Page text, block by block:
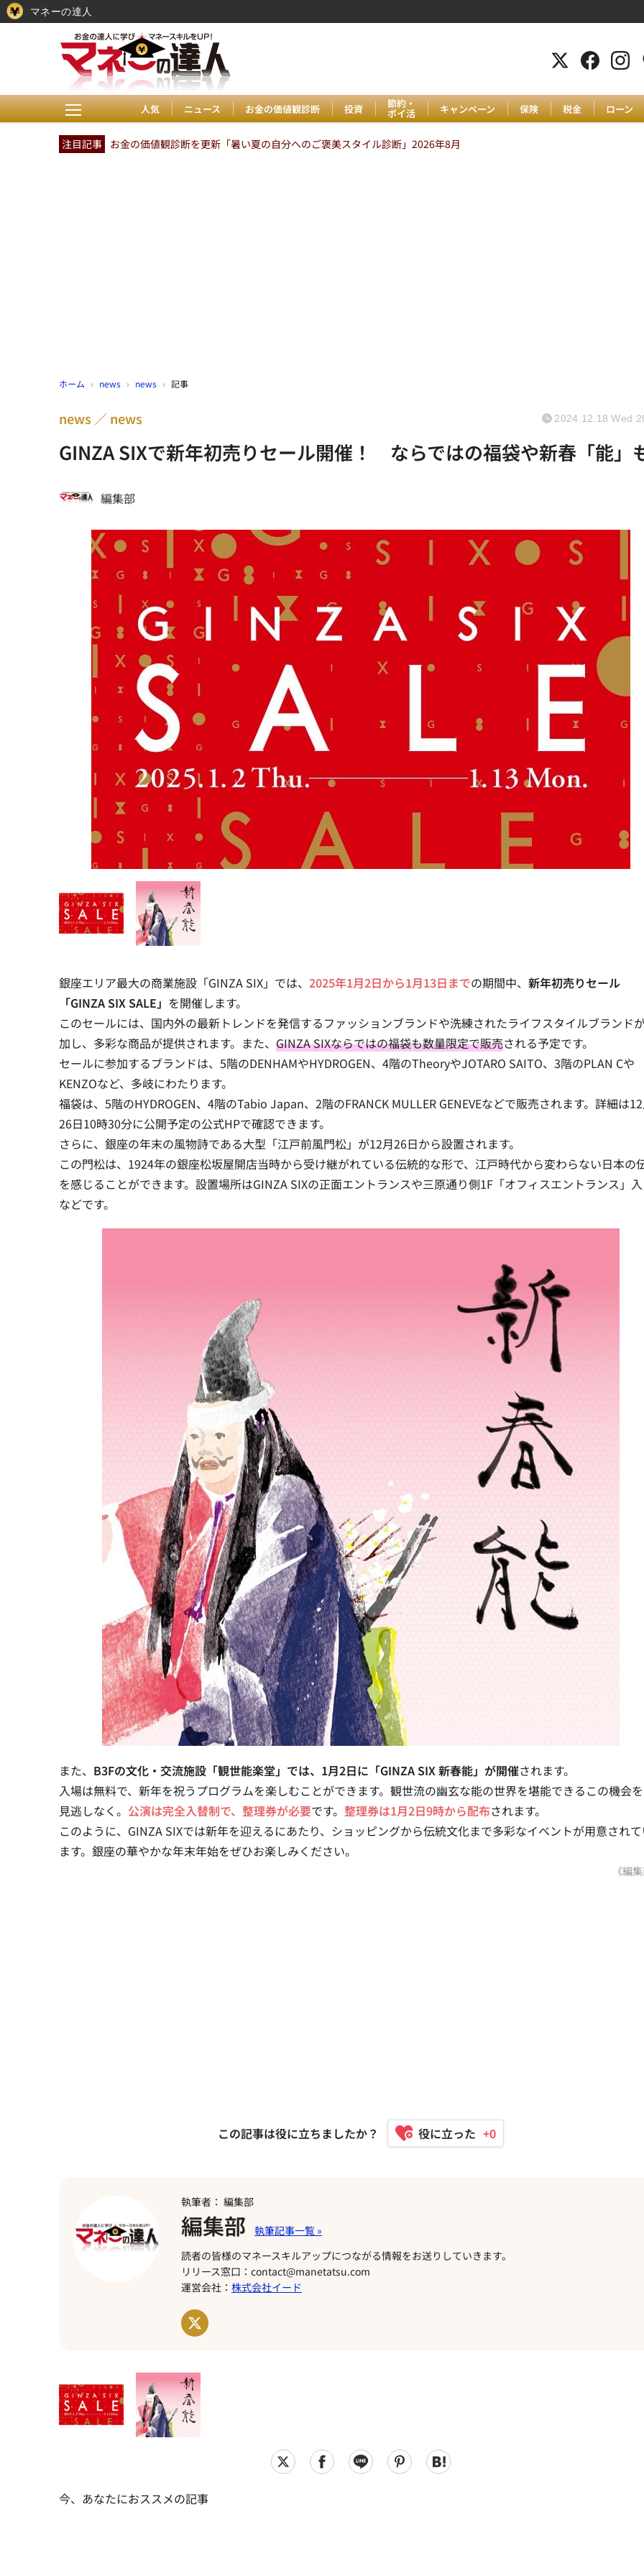
人気 ニュース お金の価値観診断 投資 節約・
ポイ活 キャンペーン 保険 税金 ローン
注目記事 お金の価値観診断を更新「暑い夏の自分へのご褒美スタイル診断」2026年8月
ホーム › news › news › 記事
GINZA SIXで新年初売りセール開催！ ならではの福袋や新春「能」
news news 2024.12.18 Wed
編集部
銀座エリア最大の商業施設「GINZA SIX」では、 2025年1月2日から1月13日までの期間中、 新年初売りセール
「GINZA SIX SALE」 を開催します。
このセールには、国内外の最新トレンドを発信するファッションブランドや洗練されたライフスタイルブランド
加し、多彩な商品が提供されます。また、 GINZA SIXならではの福袋も数量限定で販売される予定です。
セールに参加するブランドは、5階のDENHAMやHYDROGEN、4階のTheoryやJOTARO SAITO、3階のPLAN Cや
KENZOなど、多岐にわたります。
福袋は、5階のHYDROGEN、4階のTabio Japan、2階のFRANCK MULLER GENEVEなどで販売されます。詳細は
26日10時30分に公開予定の公式HPで確認できます。
さらに、銀座の年末の風物詩である大型「江戸前風門松」が12月26日から設置されます。
この門松は、1924年の銀座松坂屋開店当時から受け継がれている伝統的な形で、江戸時代から変わらない日本の
を感じることができます。設置場所はGINZA SIXの正面エントランスや三原通り側1F「オフィスエントランス」
などです。
また、 B3Fの文化・交流施設「観世能楽堂」では、1月2日に「GINZA SIX 新春能」が開催されます。
入場は無料で、新年を祝うプログラムを楽しむことができます。観世流の幽玄な能の世界を堪能できるこの機会
見逃しなく。 公演は完全入替制で、整理券が必要です。 整理券は1月2日9時から配布されます。
このように、GINZA SIXでは新年を迎えるにあたり、ショッピングから伝統文化まで多彩なイベントが用意され
ます。銀座の華やかな年末年始をぜひお楽しみください。
《編
この記事は役に立ちましたか？ +0
執筆者： 編集部
編集部
読者の皆様のマネースキルアップにつながる情報をお送りしていきます。
リリース窓口：contact@manetatsu.com
運営会社： 株式会社イード
今、あなたにおススメの記事
マネーの達人